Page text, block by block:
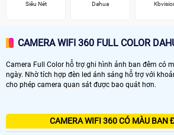
Siêu Nét
Dahua
CAMERA WIFI 360 FULL COLOR
Camera Full Color hỗ trợ ghi hình ảnh ban đêm có
ngày. Nhờ tích hợp đèn led ánh sáng hỗ trợ với
cho phép camera quan sát được bao quát hơn.
CAMERA WIFI 360 CÓ MÀU BAN